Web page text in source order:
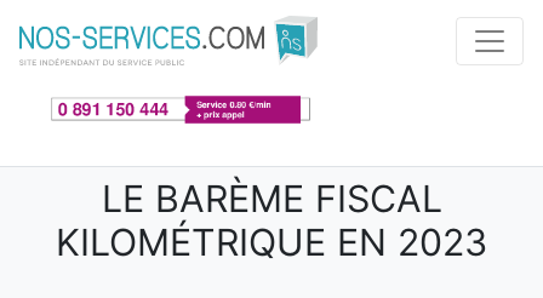
Aller au contenu principal
LE BARÈME FISCAL
KILOMÉTRIQUE EN 2023